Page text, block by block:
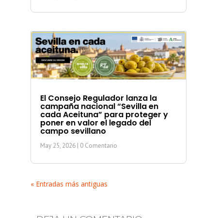
El Consejo Regulador lanza la
campaña nacional “Sevilla en
cada Aceituna” para proteger y
poner en valor el legado del
campo sevillano
May 25, 2026| 0 Comentario
« Entradas más antiguas